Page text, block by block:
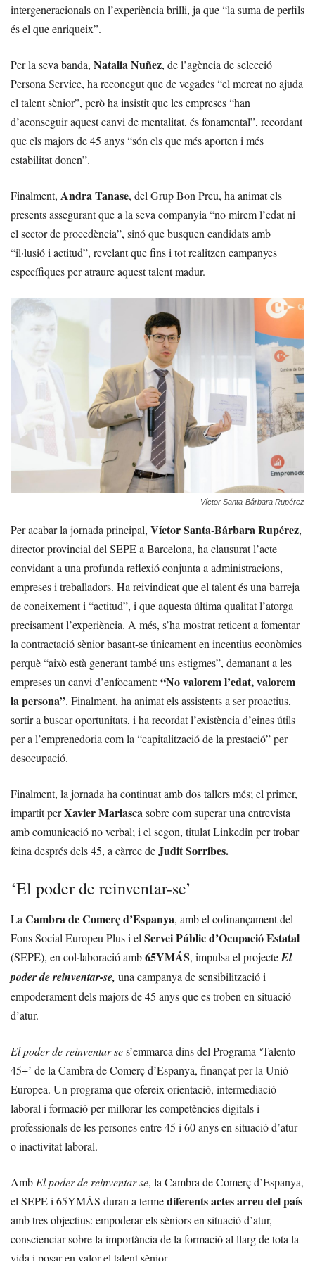
intergeneracionals on l’experiència brilli, ja que “la suma de perfils
és el que enriqueix”.
Per la seva banda, Natalia Nuñez, de l’agència de selecció
Persona Service, ha reconegut que de vegades “el mercat no ajuda
el talent sènior”, però ha insistit que les empreses “han
d’aconseguir aquest canvi de mentalitat, és fonamental”, recordant
que els majors de 45 anys “són els que més aporten i més
estabilitat donen”.
Finalment, Andra Tanase, del Grup Bon Preu, ha animat els
presents assegurant que a la seva companyia “no mirem l’edat ni
el sector de procedència”, sinó que busquen candidats amb
“il·lusió i actitud”, revelant que fins i tot realitzen campanyes
específiques per atraure aquest talent madur.
Víctor Santa-Bárbara Rupérez
Per acabar la jornada principal, Víctor Santa-Bárbara Rupérez,
director provincial del SEPE a Barcelona, ha clausurat l’acte
convidant a una profunda reflexió conjunta a administracions,
empreses i treballadors. Ha reivindicat que el talent és una barreja
de coneixement i “actitud”, i que aquesta última qualitat l’atorga
precisament l’experiència. A més, s’ha mostrat reticent a fomentar
la contractació sènior basant-se únicament en incentius econòmics
perquè “això està generant també uns estigmes”, demanant a les
empreses un canvi d’enfocament: “No valorem l’edat, valorem
la persona”. Finalment, ha animat els assistents a ser proactius,
sortir a buscar oportunitats, i ha recordat l’existència d’eines útils
per a l’emprenedoria com la “capitalització de la prestació” per
desocupació.
Finalment, la jornada ha continuat amb dos tallers més; el primer,
impartit perXavier Marlascasobre com superar una entrevista
amb comunicació no verbal; i el segon, titulat Linkedin per trobar
feina després dels 45, a càrrec deJudit Sorribes.
‘El poder de reinventar-se’
LaCambra de Comerç d’Espanya, amb el cofinançament del
Fons Social Europeu Plus i elServei Públic d’Ocupació Estatal
(SEPE), en col·laboració amb65YMÁS, impulsa el projecteEl
poder de reinventar-se, una campanya de sensibilització i
empoderament dels majors de 45 anys que es troben en situació
d’atur.
El poder de reinventar-ses’emmarca dins del Programa ‘Talento
45+’ de la Cambra de Comerç d’Espanya, finançat per la Unió
Europea. Un programa que ofereix orientació, intermediació
laboral i formació per millorar les competències digitals i
professionals de les persones entre 45 i 60 anys en situació d’atur
o inactivitat laboral.
AmbEl poder de reinventar-se, la Cambra de Comerç d’Espanya,
el SEPE i 65YMÁS duran a termediferents actes arreu del país
amb tres objectius: empoderar els sèniors en situació d’atur,
conscienciar sobre la importància de la formació al llarg de tota la